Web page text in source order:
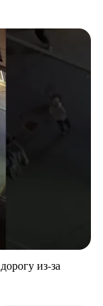
из-за